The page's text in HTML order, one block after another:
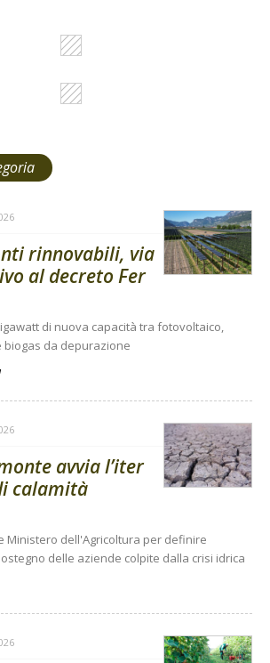
rinnovabili, via
al decreto Fer
di nuova capacità tra fotovoltaico,
biogas da depurazione
avvia l’iter
calamità
Ministero dell'Agricoltura per definire
delle aziende colpite dalla crisi idrica